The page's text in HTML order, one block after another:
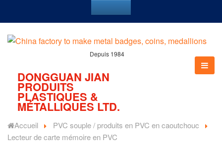
Depuis 1984
DONGGUAN JIAN
PRODUITS
PLASTIQUES &
MÉTALLIQUES LTD.
Accueil
PVC souple / produits en PVC en caoutchouc
Lecteur de carte mémoire en PVC